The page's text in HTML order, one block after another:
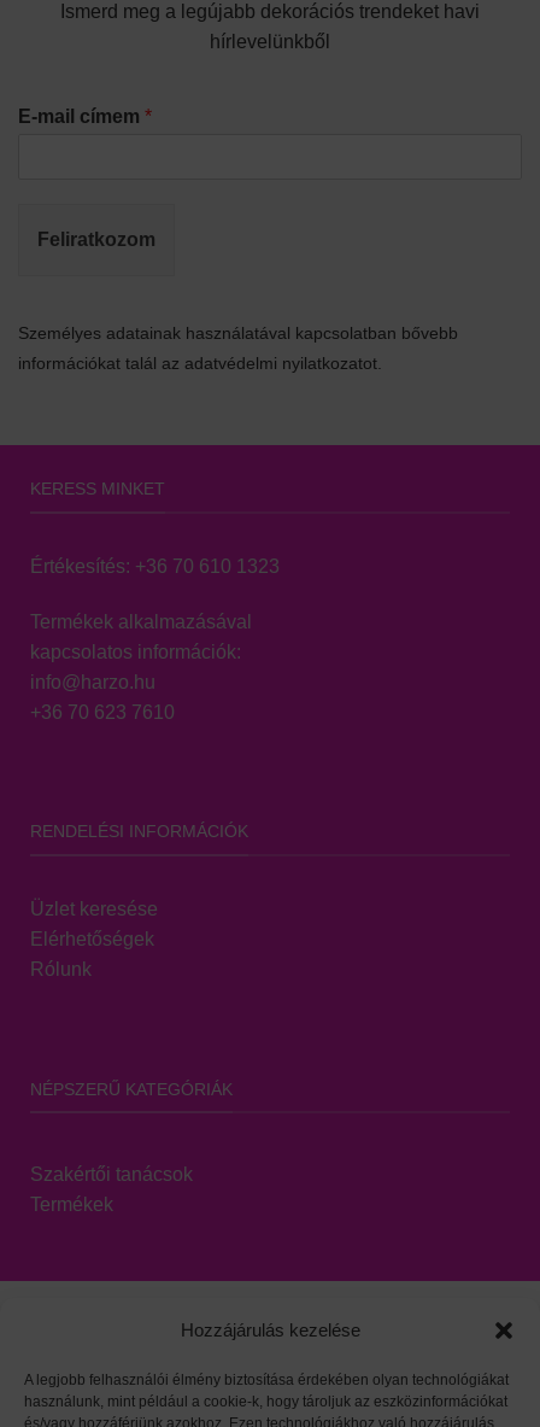
Hozzájárulás kezelése
A legjobb felhasználói élmény biztosítása érdekében olyan technológiákat
használunk, mint például a cookie-k, hogy tároljuk az eszközinformációkat
Ismerd meg a legújabb dekorációs trendeket havi
hírlevelünkből
E-mail címem *
Feliratkozom
Személyes adatainak használatával kapcsolatban bővebb
információkat talál az adatvédelmi nyilatkozatot.
KERESS MINKET
Értékesítés: +36 70 610 1323
Termékek alkalmazásával
kapcsolatos információk:
info@harzo.hu
+36 70 623 7610
RENDELÉSI INFORMÁCIÓK
Üzlet keresése
Elérhetőségek
Rólunk
NÉPSZERŰ KATEGÓRIÁK
Szakértői tanácsok
Termékek
Viszonteladói oldal| Adatvédelem|HARZO tárgymutató